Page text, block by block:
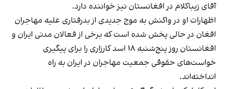
آقای زیباکلام در افغانستان نیز خواننده دارد.
اظهارات او در واکنش به موج جدیدی از بدرفتاری علیه مهاجران
افغان در حالی پخش شده است که برخی از فعالان مدنی ایران و
افغانستان روز پنج‌شنبه ۱۸ اسد کارزاری را برای پیگیری
خواست‌های حقوقی جمعیت مهاجران در ایران به راه
انداخته‌اند.